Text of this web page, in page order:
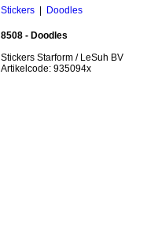
Stickers Doodles
8508 - Doodles
Stickers Starform / LeSuh BV
Artikelcode: 935094x